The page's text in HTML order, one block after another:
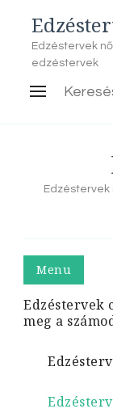
Edzéstervek
edzéstervek
Keresés:
Edzéstervek
Menu
Edzéstervek
meg a